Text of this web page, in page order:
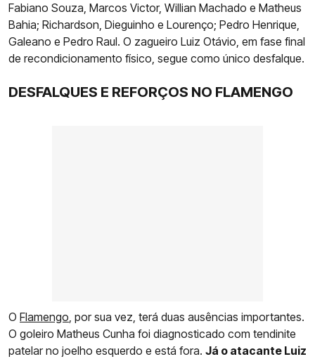
Fabiano Souza, Marcos Victor, Willian Machado e Matheus
Bahia; Richardson, Dieguinho e Lourenço; Pedro Henrique,
Galeano e Pedro Raul. O zagueiro Luiz Otávio, em fase final
de recondicionamento físico, segue como único desfalque.
DESFALQUES E REFORÇOS NO FLAMENGO
O Flamengo, por sua vez, terá duas ausências importantes.
O goleiro Matheus Cunha foi diagnosticado com tendinite
patelar no joelho esquerdo e está fora. Já o atacante Luiz